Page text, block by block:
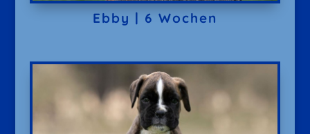
Ebby | 6 Wochen